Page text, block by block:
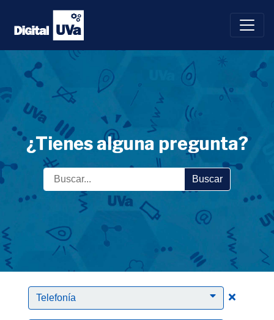
Saltar
contenido
¿Tienes alguna pregunta?
Buscar
Telefonía Clic